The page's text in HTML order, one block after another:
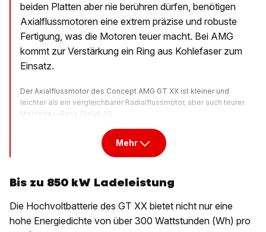
beiden Platten aber nie berühren dürfen, benötigen
Axialflussmotoren eine extrem präzise und robuste
Fertigung, was die Motoren teuer macht. Bei AMG
kommt zur Verstärkung ein Ring aus Kohlefaser zum
Einsatz.
Der Axialflussmotor des Concept AMG GT XX ist kleiner und
leichter als ein vergleichbarer Radialflussmotor, aber auch teurer.
Mercedes-Benz Group AG
Mehr
Bis zu 850 kW Ladeleistung
Die Hochvoltbatterie des GT XX bietet nicht nur eine
hohe Energiedichte von über 300 Wattstunden (Wh) pro